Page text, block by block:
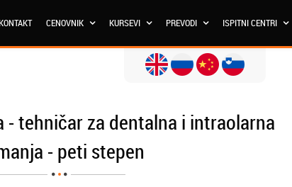
CENOVNIK KURSEVI PREVODI ISPITNI CENTRI
tehničar za dentalna i intraolarna
- peti stepen